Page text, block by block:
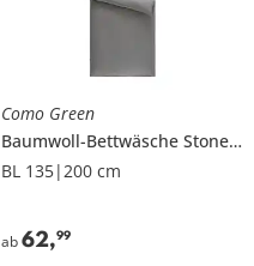
Como Green
Baumwoll-Bettwäsche Stone Washed
BL 135|200 cm
ab 62,99